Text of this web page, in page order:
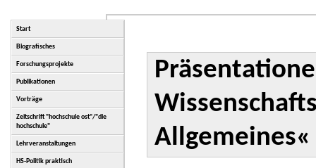
Start
Biografisches
Forschungsprojekte
Publikationen
Vorträge
Zeitschrift "hochschule ost"/"die
hochschule"
Lehrveranstaltungen
HS-Politik praktisch
Allgemeines«